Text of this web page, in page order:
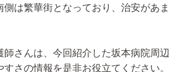
は繁華街となっており、治安があま
さんは、今回紹介した坂本病院周辺
さの情報を是非お役立てください。